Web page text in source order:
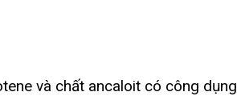
và chất ancaloit có công dụng